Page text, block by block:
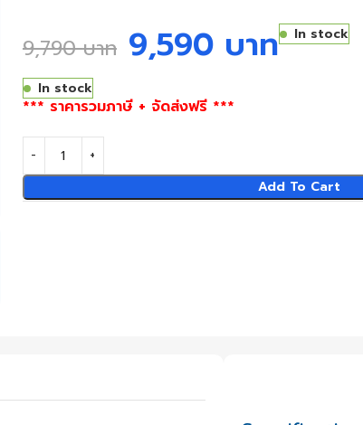
9,790บาท 9,590 บาท In stock
In stock
*** ราคารวมภาษี + จัดส่งฟรี ***
Add To Cart